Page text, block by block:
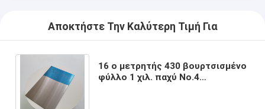
Αποκτήστε Την Καλύτερη Τιμή Για
16 ο μετρητής 430 βουρτσισμένο
φύλλο 1 χιλ. παχύ No.4